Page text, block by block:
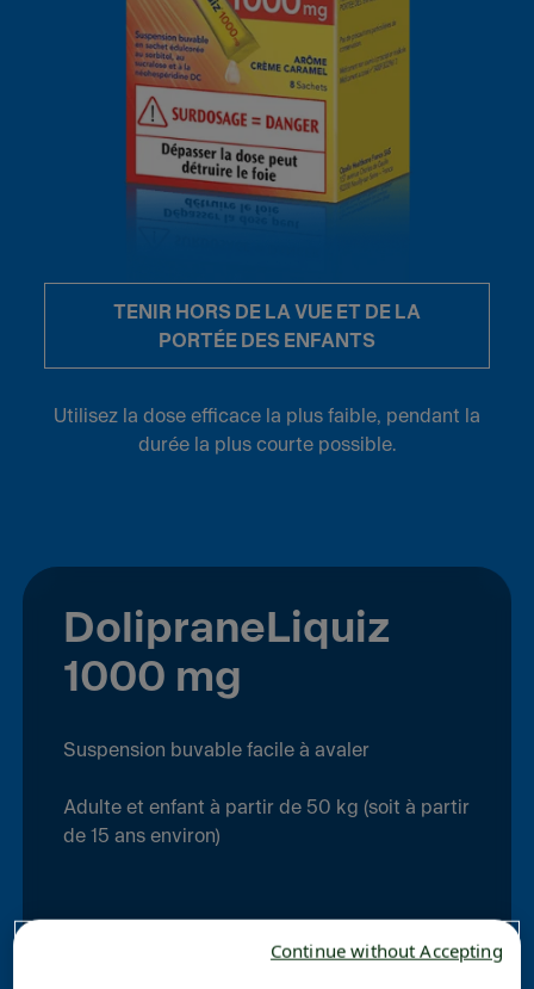
TENIR HORS DE LA VUE ET DE LA
PORTÉE DES ENFANTS
Utilisez la dose efficace la plus faible, pendant la
durée la plus courte possible.
DolipraneLiquiz
1000 mg
Suspension buvable facile à avaler
Adulte et enfant à partir de 50 kg (soit à partir
de 15 ans environ)
Boite de 8 sachets, arôme crème
Continue without Accepting